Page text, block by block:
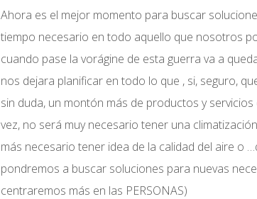
Ahora es el mejor momento para buscar
tiempo necesario en todo aquello que nosotros
cuando pase la vorágine de esta guerra va a
nos dejara planificar en todo lo que , si, seguro,
sin duda, un montón más de productos y
vez, no será muy necesario tener una
más necesario tener idea de la calidad del aire o
pondremos a buscar soluciones para nuevas
centraremos más en las PERSONAS)